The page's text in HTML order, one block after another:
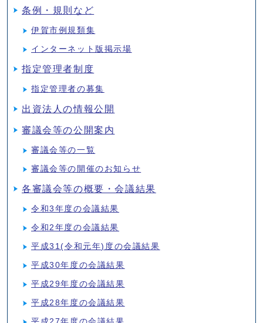
条例・規則など
伊賀市例規類集
インターネット版掲示場
指定管理者制度
指定管理者の募集
出資法人の情報公開
審議会等の公開案内
審議会等の一覧
審議会等の開催のお知らせ
各審議会等の概要・会議結果
令和3年度の会議結果
令和2年度の会議結果
平成31(令和元年)度の会議結果
平成30年度の会議結果
平成29年度の会議結果
平成28年度の会議結果